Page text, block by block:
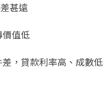
甚遠
值低
，貸款利率高、成數